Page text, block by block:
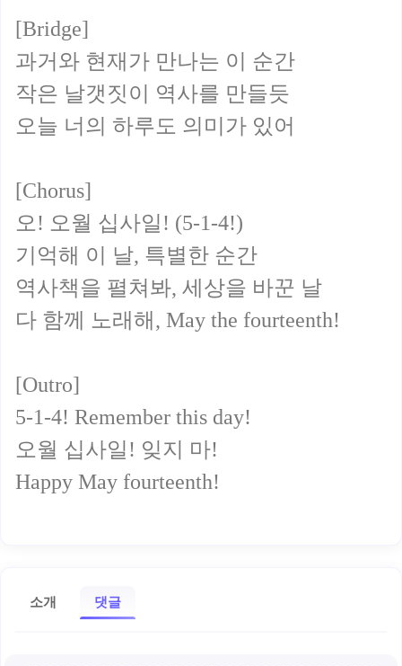
[Bridge]
과거와 현재가 만나는 이 순간
작은 날갯짓이 역사를 만들듯
오늘 너의 하루도 의미가 있어
[Chorus]
오! 오월 십사일! (5-1-4!)
기억해 이 날, 특별한 순간
역사책을 펼쳐봐, 세상을 바꾼 날
다 함께 노래해, May the fourteenth!
[Outro]
5-1-4! Remember this day!
오월 십사일! 잊지 마!
Happy May fourteenth!
소개 댓글